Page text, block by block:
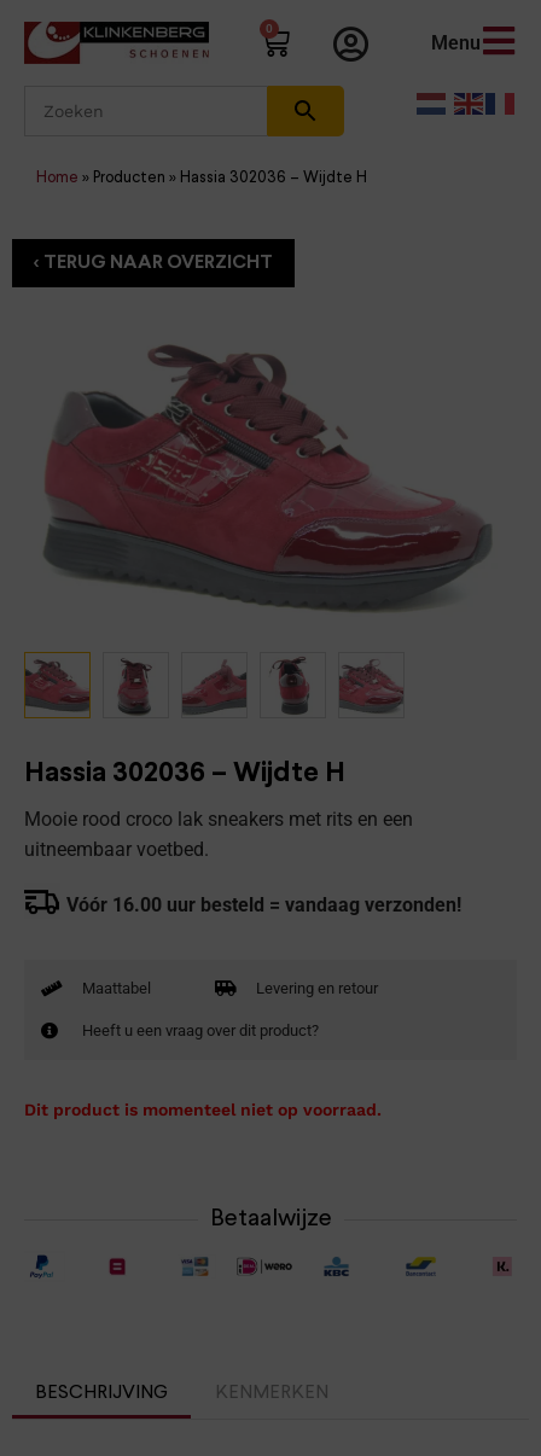
0
Menu
Home » Producten » Hassia 302036 – Wijdte H
Hassia 302036 – Wijdte H
Mooie rood croco lak sneakers met rits en een
uitneembaar voetbed.
Vóór 16.00 uur besteld = vandaag verzonden!
Maattabel Levering en retour
Heeft u een vraag over dit product?
Dit product is momenteel niet op voorraad.
Betaalwijze
BESCHRIJVING KENMERKEN